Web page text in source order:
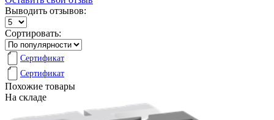
Выводить отзывов:
Сортировать:
Сертификат
Сертификат
Похожие товары
На складе